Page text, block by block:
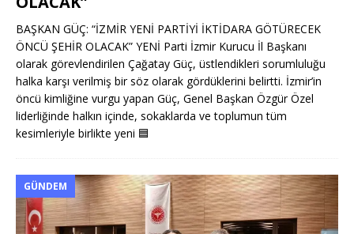
BAŞKAN GÜÇ: “İZMİR YENİ PARTİYİ İKTİDARA GÖTÜRECEK
ÖNCÜ ŞEHİR OLACAK” YENİ Parti İzmir Kurucu İl Başkanı
olarak görevlendirilen Çağatay Güç, üstlendikleri sorumluluğu
halka karşı verilmiş bir söz olarak gördüklerini belirtti. İzmir’in
öncü kimliğine vurgu yapan Güç, Genel Başkan Özgür Özel
liderliğinde halkın içinde, sokaklarda ve toplumun tüm
kesimleriyle birlikte yeni 🟦
GÜNDEM